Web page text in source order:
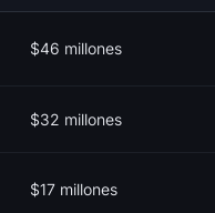
$46 millones
$32 millones
$17 millones